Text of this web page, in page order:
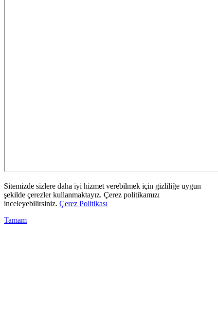
Sitemizde sizlere daha iyi hizmet verebilmek için gizliliğe uygun
şekilde çerezler kullanmaktayız. Çerez politikamızı
inceleyebilirsiniz. Çerez Politikası
Tamam